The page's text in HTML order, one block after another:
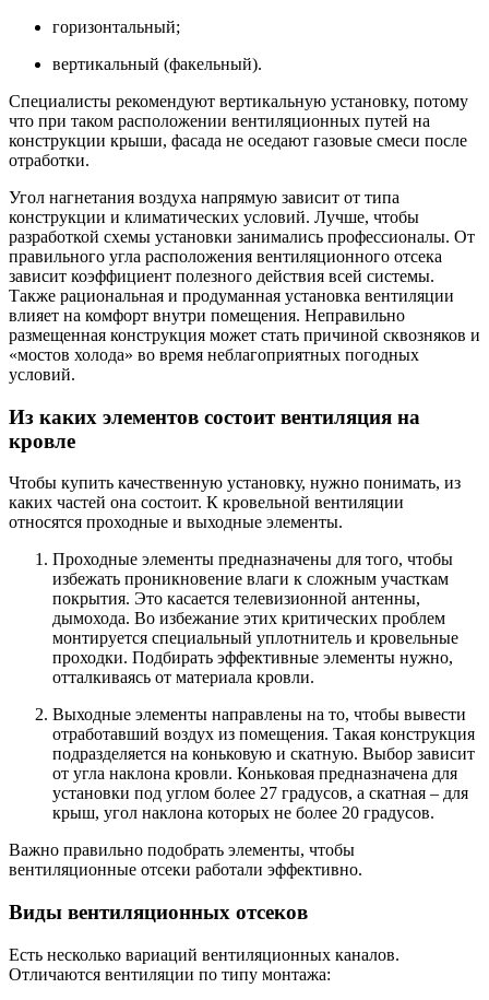
горизонтальный;
вертикальный (факельный).
Специалисты рекомендуют вертикальную установку, потому
что при таком расположении вентиляционных путей на
конструкции крыши, фасада не оседают газовые смеси после
отработки.
Угол нагнетания воздуха напрямую зависит от типа
конструкции и климатических условий. Лучше, чтобы
разработкой схемы установки занимались профессионалы. От
правильного угла расположения вентиляционного отсека
зависит коэффициент полезного действия всей системы.
Также рациональная и продуманная установка вентиляции
влияет на комфорт внутри помещения. Неправильно
размещенная конструкция может стать причиной сквозняков и
«мостов холода» во время неблагоприятных погодных
условий.
Из каких элементов состоит вентиляция на
кровле
Чтобы купить качественную установку, нужно понимать, из
каких частей она состоит. К кровельной вентиляции
относятся проходные и выходные элементы.
Проходные элементы предназначены для того, чтобы
избежать проникновение влаги к сложным участкам
покрытия. Это касается телевизионной антенны,
дымохода. Во избежание этих критических проблем
монтируется специальный уплотнитель и кровельные
проходки. Подбирать эффективные элементы нужно,
отталкиваясь от материала кровли.
Выходные элементы направлены на то, чтобы вывести
отработавший воздух из помещения. Такая конструкция
подразделяется на коньковую и скатную. Выбор зависит
от угла наклона кровли. Коньковая предназначена для
установки под углом более 27 градусов, а скатная – для
крыш, угол наклона которых не более 20 градусов.
Важно правильно подобрать элементы, чтобы
вентиляционные отсеки работали эффективно.
Виды вентиляционных отсеков
Есть несколько вариаций вентиляционных каналов.
Отличаются вентиляции по типу монтажа: